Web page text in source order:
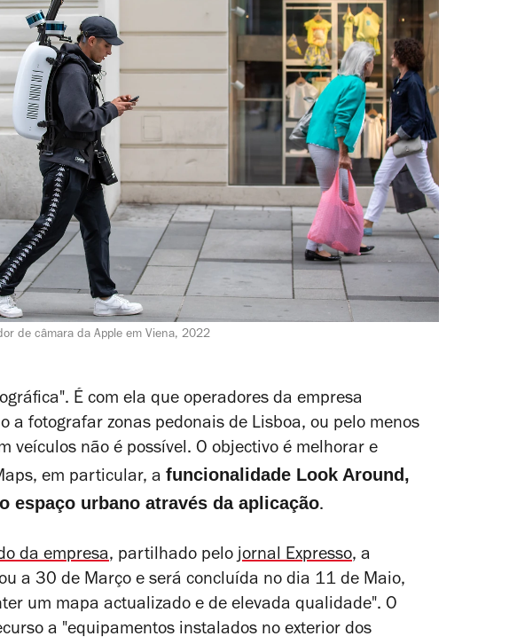
de câmara da Apple em Viena, 2022
É com ela que operadores da empresa
a fotografar zonas pedonais de Lisboa, ou pelo menos
veículos não é possível. O objectivo é melhorar e
em particular, a funcionalidade Look Around,
espaço urbano através da aplicação.
da empresa, partilhado pelo jornalExpresso, a
a 30 de Março e será concluída no dia 11 de Maio,
um mapa actualizado e de elevada qualidade". O
a "equipamentos instalados no exterior dos